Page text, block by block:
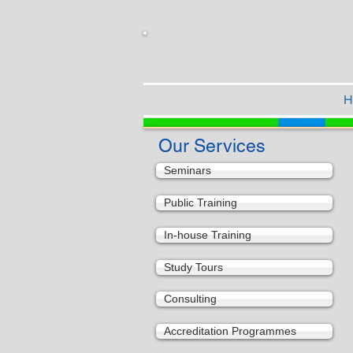
Our Services
Seminars
Public Training
In-house Training
Study Tours
Consulting
Accreditation Programmes